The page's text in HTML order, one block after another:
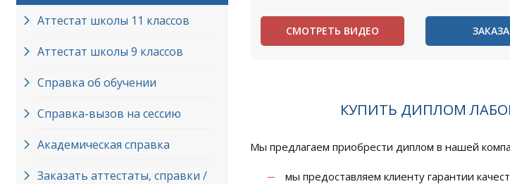
Аттестат школы 11 классов
Аттестат школы 9 классов
Справка об обучении
Справка-вызов на сессию
Академическая справка
Заказать аттестаты, справки /
СМОТРЕТЬ ВИДЕО
КУПИТЬ ДИПЛОМ
Мы предлагаем приобрести диплом в нашей
мы предоставляем клиенту гарантии